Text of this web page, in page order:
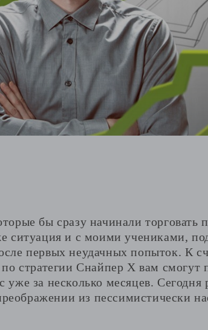
бы сразу начинали торговать
ситуация и с моими учениками,
первых неудачных попыток. К
стратегии Снайпер Х вам смогут
за несколько месяцев. Сегодня
из пессимистически